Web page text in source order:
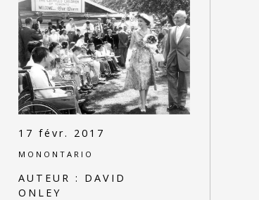
17 févr. 2017
MONONTARIO
AUTEUR : DAVID
ONLEY